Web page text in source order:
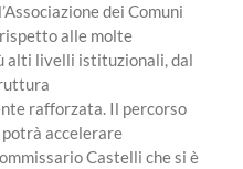
dei Comuni
alle molte
alti livelli istituzionali, dal
rafforzata. Il percorso
accelerare
Castelli che si è